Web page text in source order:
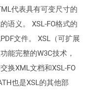
代表具有可变尺寸的
语义。 XSL-FO格式的
文件。 XSL（可扩展
能完整的W3C技术，
换XML文档和XSL-FO
也是XSL的其他部